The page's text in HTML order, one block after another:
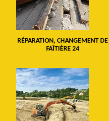
RÉPARATION, CHANGEMENT DE
FAÎTIÈRE 24